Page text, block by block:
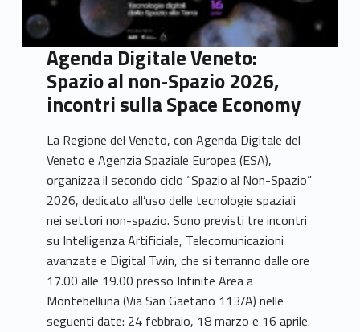
Agenda Digitale Veneto:
Spazio al non-Spazio 2026,
incontri sulla Space Economy
La Regione del Veneto, con Agenda Digitale del
Veneto e Agenzia Spaziale Europea (ESA),
organizza il secondo ciclo “Spazio al Non-Spazio”
2026, dedicato all’uso delle tecnologie spaziali
nei settori non-spazio. Sono previsti tre incontri
su Intelligenza Artificiale, Telecomunicazioni
avanzate e Digital Twin, che si terranno dalle ore
17.00 alle 19.00 presso Infinite Area a
Montebelluna (Via San Gaetano 113/A) nelle
seguenti date: 24 febbraio, 18 marzo e 16 aprile.